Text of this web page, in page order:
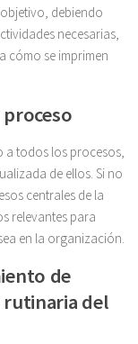
debiendo
necesarias,
cómo se imprimen
a todos los procesos,
de ellos. Si no
centrales de la
relevantes para
en la organización.
de
rutinaria del